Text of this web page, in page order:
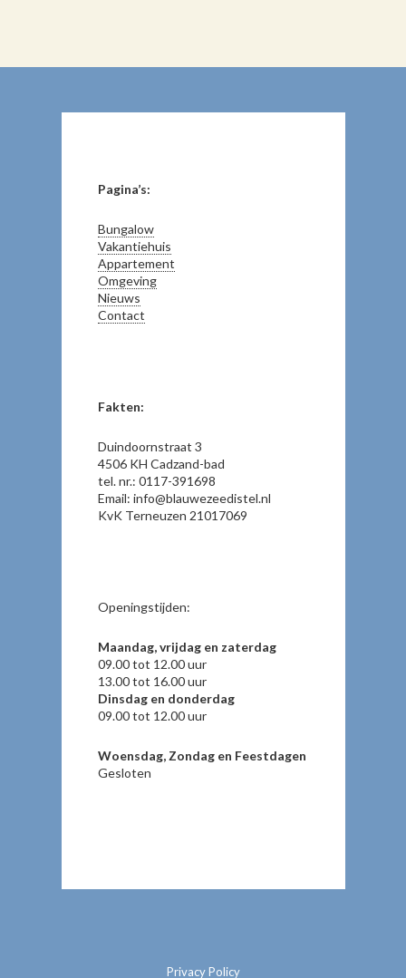
Pagina’s:
Bungalow
Vakantiehuis
Appartement
Omgeving
Nieuws
Contact
Fakten:
Duindoornstraat 3
4506 KH Cadzand-bad
tel. nr.: 0117-391698
Email: info@blauwezeedistel.nl
KvK Terneuzen 21017069
Openingstijden:
Maandag, vrijdag en zaterdag
09.00 tot 12.00 uur
13.00 tot 16.00 uur
Dinsdag en donderdag
09.00 tot 12.00 uur
Woensdag, Zondag en Feestdagen
Gesloten
Privacy Policy